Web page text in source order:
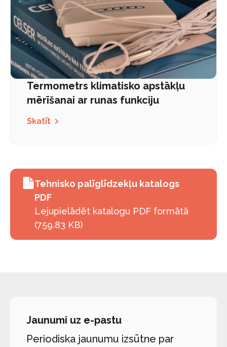
Termometrs klimatisko apstākļu
mērīšanai ar runas funkciju
Skatīt
Tehnisko palīglīdzekļu katalogs
PDF
Lejupielādēt katalogu PDF formātā
(759.83 KB)
Jaunumi uz e-pastu
Periodiska jaunumu izsūtne par